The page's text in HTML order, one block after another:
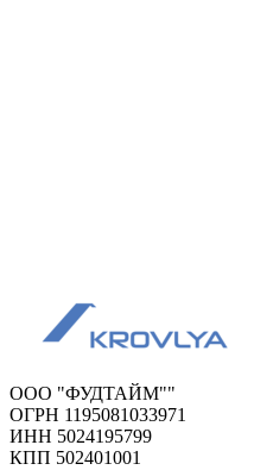
ООО "ФУДТАЙМ""
ОГРН 1195081033971
ИНН 5024195799
КПП 502401001